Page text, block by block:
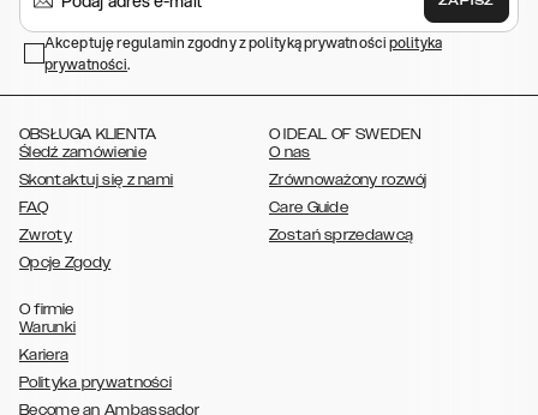
Galaxy S23+ Galaxy S22 Plus , Galaxy
S22 Ultra,Galaxy A52/ A52s 5G,Galaxy S21,Galaxy S21 Plus
S21 Ultra,Galaxy S20
, , , , , ,
Akceptuję regulamin zgodny z polityką prywatnościpolityka
prywatności.
OBSŁUGA KLIENTA
Śledź zamówienie
Skontaktuj się z nami
FAQ
Zwroty
Opcje Zgody
O IDEAL OF SWEDEN
O nas
Zrównoważony rozwój
Care Guide
Zostań sprzedawcą
O firmie
Warunki
Kariera
Polityka prywatności
Become an Ambassador